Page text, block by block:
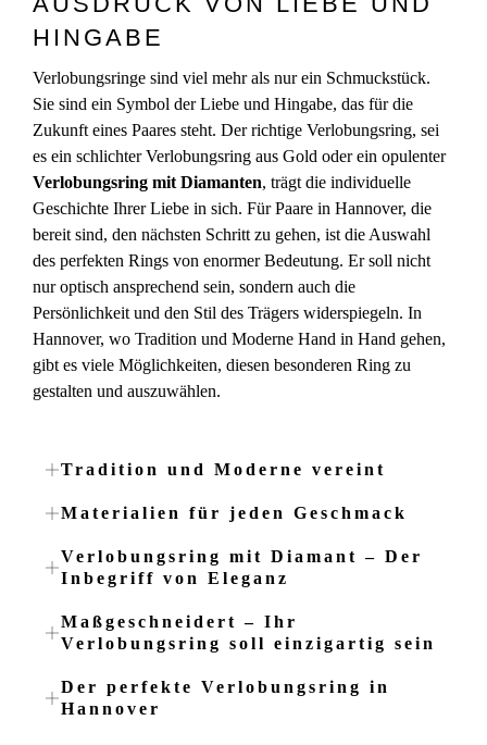
HINGABE
Verlobungsringe sind viel mehr als nur ein Schmuckstück.
Sie sind ein Symbol der Liebe und Hingabe, das für die
Zukunft eines Paares steht. Der richtige Verlobungsring, sei
es ein schlichter Verlobungsring aus Gold oder ein opulenter
Verlobungsring mit Diamanten, trägt die individuelle
Geschichte Ihrer Liebe in sich. Für Paare in Hannover, die
bereit sind, den nächsten Schritt zu gehen, ist die Auswahl
des perfekten Rings von enormer Bedeutung. Er soll nicht
nur optisch ansprechend sein, sondern auch die
Persönlichkeit und den Stil des Trägers widerspiegeln. In
Hannover, wo Tradition und Moderne Hand in Hand gehen,
gibt es viele Möglichkeiten, diesen besonderen Ring zu
gestalten und auszuwählen.
Tradition und Moderne vereint
Materialien für jeden Geschmack
Verlobungsring mit Diamant – Der
Inbegriff von Eleganz
Maßgeschneidert – Ihr
Verlobungsring soll einzigartig sein
Der perfekte Verlobungsring in
Hannover